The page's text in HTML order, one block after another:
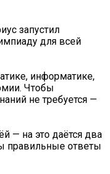
запустил
для всей
информатике,
Чтобы
не требуется —
— на это даётся два
правильные ответы